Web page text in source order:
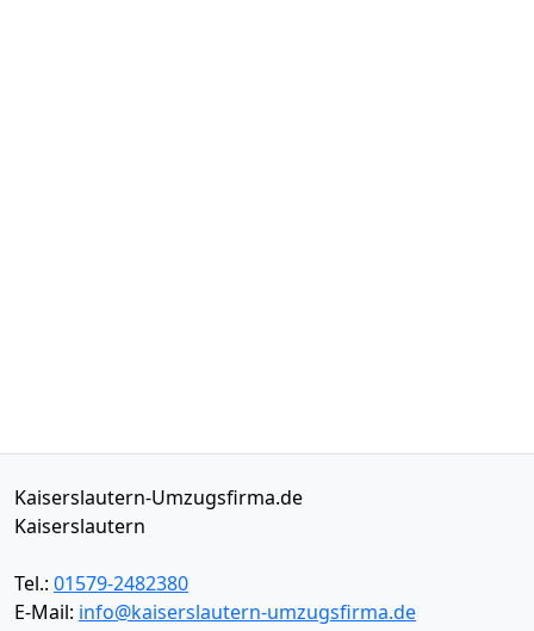
Kaiserslautern-Umzugsfirma.de
Kaiserslautern
Tel.: 01579-2482380
E-Mail: info@kaiserslautern-umzugsfirma.de